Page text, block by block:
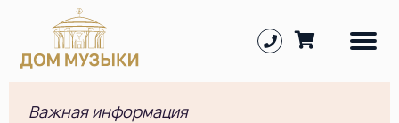
Важная информация